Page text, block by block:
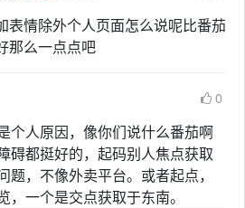
表情除外个人页面怎么说呢比番茄
那么一点点吧
0
个人原因，像你们说什么番茄啊
碍都挺好的，起码别人焦点获取
题，不像外卖平台。或者起点，
，一个是交点获取于东南。